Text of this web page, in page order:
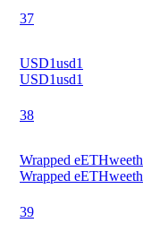
37
USD1usd1
USD1usd1
38
Wrapped eETHweeth
Wrapped eETHweeth
39